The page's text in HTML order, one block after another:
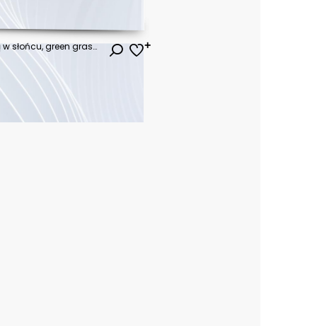
zielona trawa z poranną rosą w słońcu, green grass with morning dew in the sun